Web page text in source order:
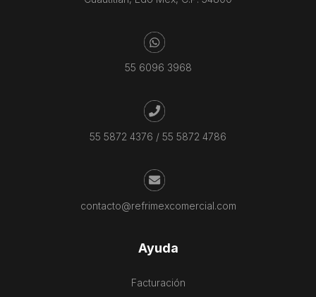
55 6096 3968
55 5872 4376 / 55 5872 4786
contacto@refrimexcomercial.com
Ayuda
Facturación